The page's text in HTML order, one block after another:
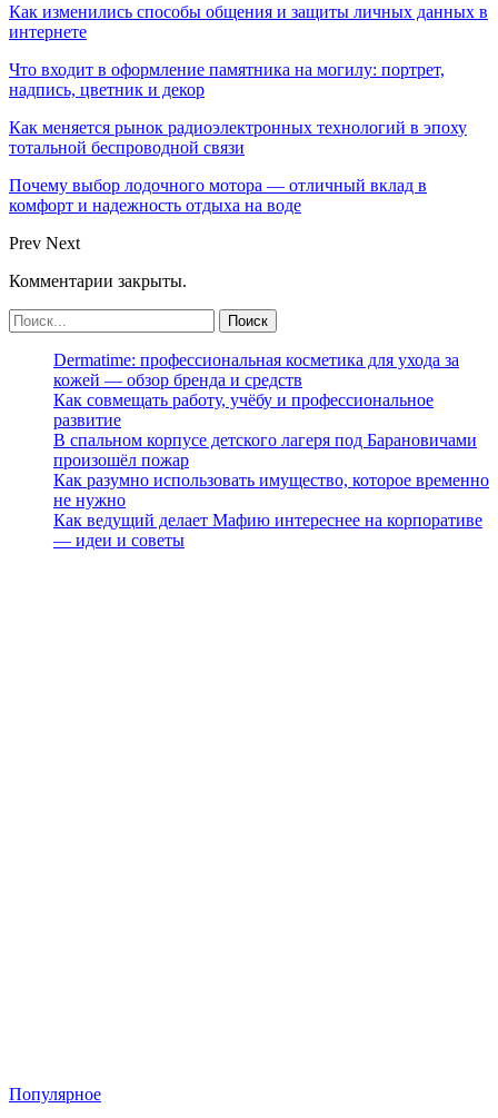
Как изменились способы общения и защиты личных данных в
интернете
Что входит в оформление памятника на могилу: портрет,
надпись, цветник и декор
Как меняется рынок радиоэлектронных технологий в эпоху
тотальной беспроводной связи
Почему выбор лодочного мотора — отличный вклад в
комфорт и надежность отдыха на воде
Prev Next
Комментарии закрыты.
Dermatime: профессиональная косметика для ухода за
кожей — обзор бренда и средств
Как совмещать работу, учёбу и профессиональное
развитие
В спальном корпусе детского лагеря под Барановичами
произошёл пожар
Как разумно использовать имущество, которое временно
не нужно
Как ведущий делает Мафию интереснее на корпоративе
— идеи и советы
Популярное